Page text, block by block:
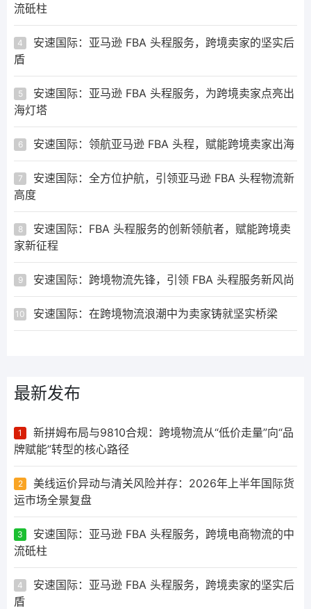
流砥柱
4
安速国际：亚马逊 FBA 头程服务，跨境卖家的坚实后
盾
5
安速国际：亚马逊 FBA 头程服务，为跨境卖家点亮出
海灯塔
6 安速国际：领航亚马逊 FBA 头程，赋能跨境卖家出海
7
安速国际：全方位护航，引领亚马逊 FBA 头程物流新
高度
8
安速国际：FBA 头程服务的创新领航者，赋能跨境卖
家新征程
9 安速国际：跨境物流先锋，引领 FBA 头程服务新风尚
10 安速国际：在跨境物流浪潮中为卖家铸就坚实桥梁
最新发布
1
新拼姆布局与9810合规：跨境物流从“低价走量”向“品
牌赋能”转型的核心路径
2
美线运价异动与清关风险并存：2026年上半年国际货
运市场全景复盘
3
安速国际：亚马逊 FBA 头程服务，跨境电商物流的中
流砥柱
4
安速国际：亚马逊 FBA 头程服务，跨境卖家的坚实后
盾